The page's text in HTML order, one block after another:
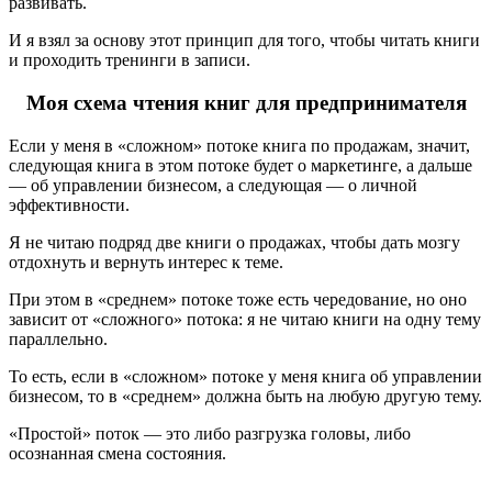
И я взял за основу этот принцип для того, чтобы читать книги
и проходить тренинги в записи.
Моя схема чтения книг для предпринимателя
Если у меня в «сложном» потоке книга по продажам, значит,
следующая книга в этом потоке будет о маркетинге, а дальше
— об управлении бизнесом, а следующая — о личной
эффективности.
Я не читаю подряд две книги о продажах, чтобы дать мозгу
отдохнуть и вернуть интерес к теме.
При этом в «среднем» потоке тоже есть чередование, но оно
зависит от «сложного» потока: я не читаю книги на одну тему
параллельно.
То есть, если в «сложном» потоке у меня книга об управлении
бизнесом, то в «среднем» должна быть на любую другую тему.
«Простой» поток — это либо разгрузка головы, либо
осознанная смена состояния.